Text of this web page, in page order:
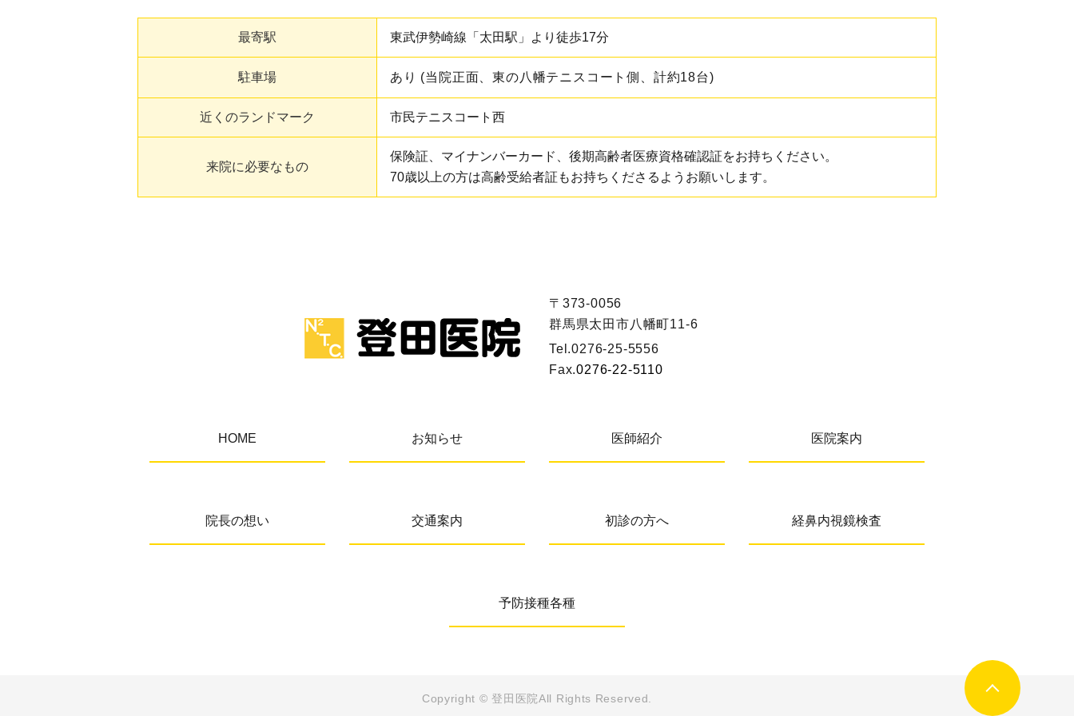
最寄駅 東武伊勢崎線「太田駅」より徒歩17分
駐車場 あり (当院正面、東の八幡テニスコート側、計約18台)
近くのランドマーク 市民テニスコート西
来院に必要なもの
保険証、マイナンバーカード、後期高齢者医療資格確認証をお持ちください。
70歳以上の方は高齢受給者証もお持ちくださるようお願いします。
〒373-0056
群馬県太田市八幡町11-6
Tel.0276-25-5556
Fax.0276-22-5110
HOME お知らせ 医師紹介 医院案内
院長の想い 交通案内 初診の方へ 経鼻内視鏡検査
予防接種各種
Copyright © 登田医院All Rights Reserved.